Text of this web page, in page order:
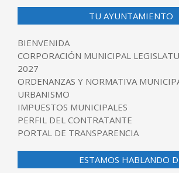
TU AYUNTAMIENTO
BIENVENIDA
CORPORACIÓN MUNICIPAL
2027
ORDENANZAS Y NORMATIVA
URBANISMO
IMPUESTOS MUNICIPALES
PERFIL DEL CONTRATANTE
PORTAL DE TRANSPARENCIA
ESTAMOS HABLANDO